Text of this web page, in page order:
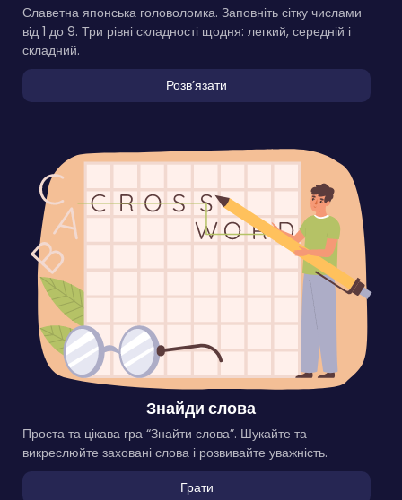
Славетна японська головоломка. Заповніть сітку числами
від 1 до 9. Три рівні складності щодня: легкий, середній і
складний.
Розвʼязати
Знайди слова
Проста та цікава гра “Знайти слова”. Шукайте та
викреслюйте заховані слова і розвивайте уважність.
Грати